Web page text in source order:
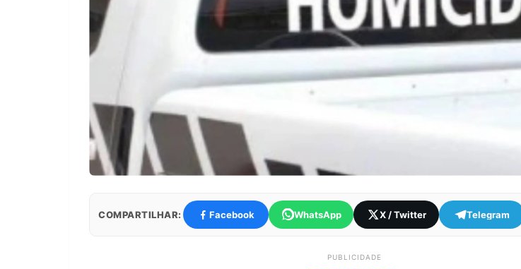
COMPARTILHAR: Facebook WhatsApp X / Twitter Telegram
PUBLICIDADE